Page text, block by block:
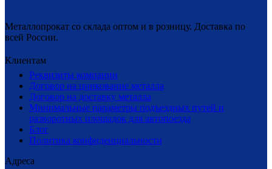
Металлопрокат со склада оптом и в розницу. Доставка по
всей России.
Клиентам
Реквизиты компании
Договор на цинкование металла
Договор на доставку металла
Минимальные параметры подъездных путей и
разворотных площадок для автопоезда
Блог
Политика конфиденциальности
Адреса